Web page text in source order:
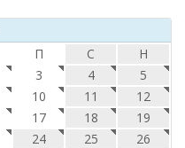
П С
Н
3 4
5
10 11
12
17 18
19
24 25
26